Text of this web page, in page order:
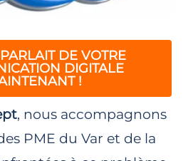
DE VOTRE
DIGITALE
!
, nous accompagnons
PME du Var et de la